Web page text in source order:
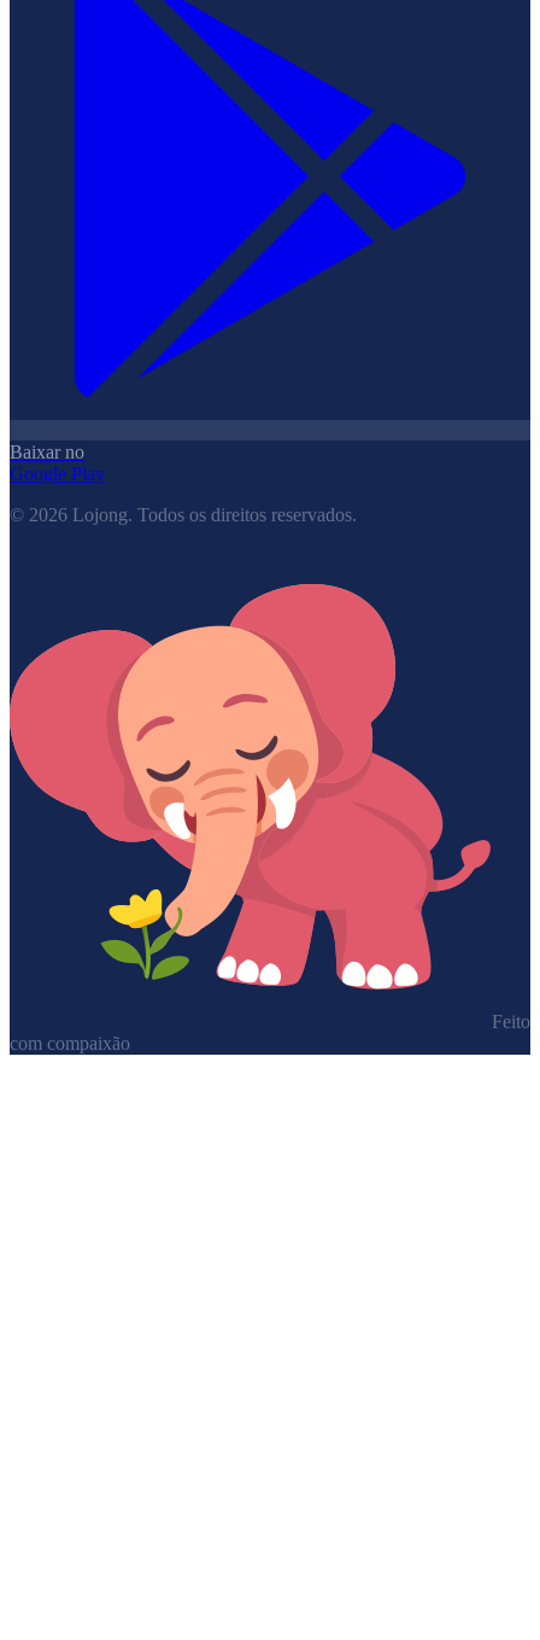
Baixar no
Google Play
© 2026 Lojong. Todos os direitos reservados.
Feito
com compaixão